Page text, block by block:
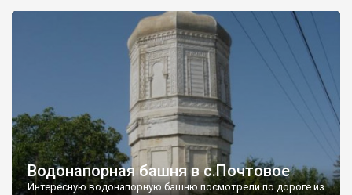
Водонапорная башня в с.Почтовое
Интересную водонапорную башню посмотрели по дороге из